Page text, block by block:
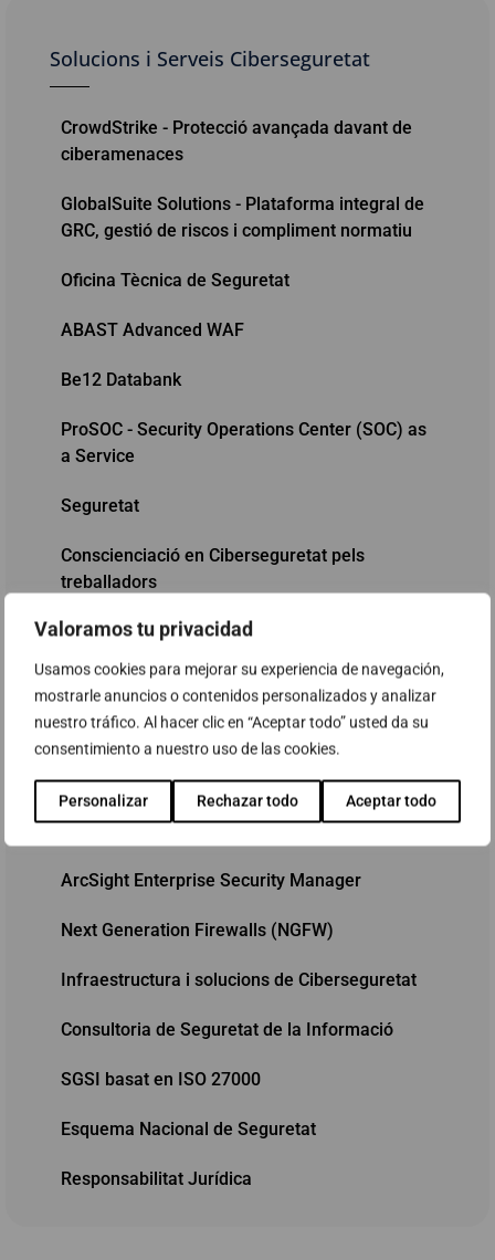
Valoramos tu privacidad
Usamos cookies para mejorar su experiencia de navegación,
mostrarle anuncios o contenidos personalizados y analizar
nuestro tráfico. Al hacer clic en “Aceptar todo” usted da su
consentimiento a nuestro uso de las cookies.
Personalizar Rechazar todo Aceptar todo
Solucions i Serveis Ciberseguretat
CrowdStrike - Protecció avançada davant de
ciberamenaces
GlobalSuite Solutions - Plataforma integral de
GRC, gestió de riscos i compliment normatiu
Oficina Tècnica de Seguretat
ABAST Advanced WAF
Be12 Databank
ProSOC - Security Operations Center (SOC) as
a Service
Seguretat
Conscienciació en Ciberseguretat pels
treballadors
Adequació per al compliment del GDPR
VPN SSL amb Pulse Connect Secure
Ciberseguretat
Auditoria de Seguretat per SAP
Fortiweb - Web Application Firewall
ArcSight Enterprise Security Manager
Next Generation Firewalls (NGFW)
Infraestructura i solucions de Ciberseguretat
Consultoria de Seguretat de la Informació
SGSI basat en ISO 27000
Esquema Nacional de Seguretat
Responsabilitat Jurídica